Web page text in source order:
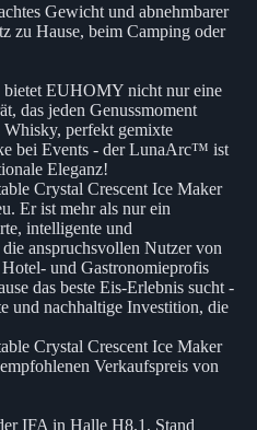
Gewicht und abnehmbarer
zu Hause, beim Camping oder
EUHOMY nicht nur eine
das jeden Genussmoment
Whisky, perfekt gemixte
bei Events - der LunaArc™ ist
Eleganz!
Crystal Crescent Ice Maker
Er ist mehr als nur ein
intelligente und
anspruchsvollen Nutzer von
und Gastronomieprofis
das beste Eis-Erlebnis sucht -
und nachhaltige Investition, die
Crystal Crescent Ice Maker
Verkaufspreis von
IFA in Halle H8.1, Stand